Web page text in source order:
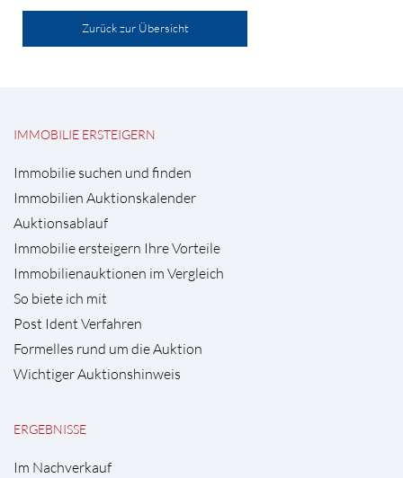
Zurück zur Übersicht
IMMOBILIE ERSTEIGERN
Immobilie suchen und finden
Immobilien Auktionskalender
Auktionsablauf
Immobilie ersteigern Ihre Vorteile
Immobilienauktionen im Vergleich
So biete ich mit
Post Ident Verfahren
Formelles rund um die Auktion
Wichtiger Auktionshinweis
ERGEBNISSE
Im Nachverkauf